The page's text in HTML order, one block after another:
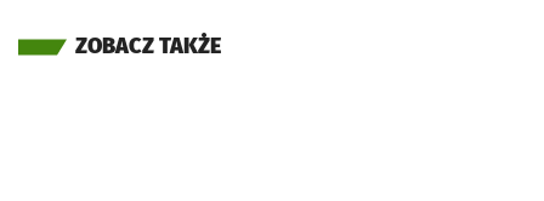
ZOBACZ TAKŻE